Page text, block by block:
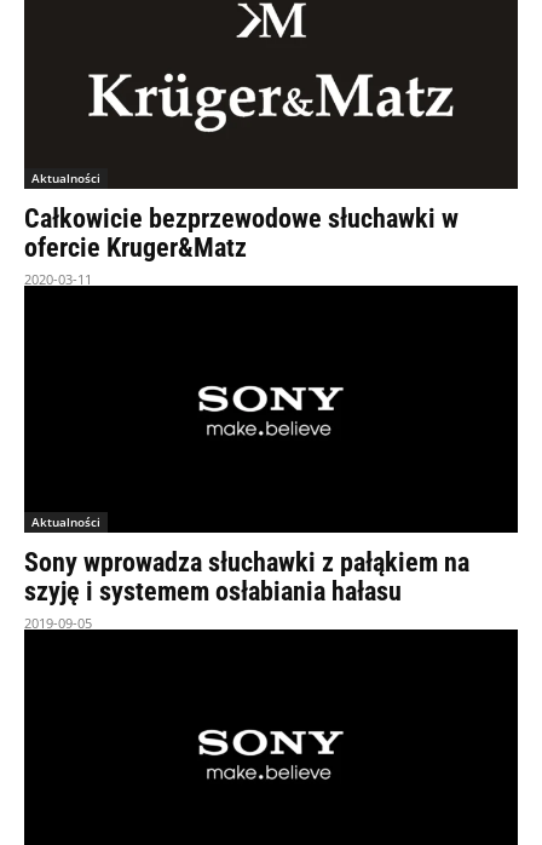
Aktualności
Całkowicie bezprzewodowe słuchawki w
ofercie Kruger&Matz
2020-03-11
Aktualności
Sony wprowadza słuchawki z pałąkiem na
szyję i systemem osłabiania hałasu
2019-09-05